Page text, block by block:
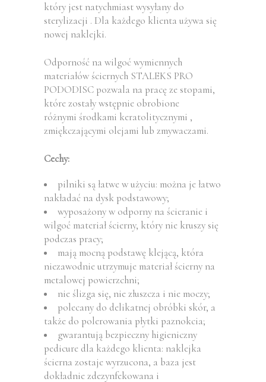
który jest natychmiast wysyłany do
sterylizacji . Dla każdego klienta używa się
nowej naklejki.
Odporność na wilgoć wymiennych
materiałów ściernych STALEKS PRO
PODODISC pozwala na pracę ze stopami,
które zostały wstępnie obrobione
różnymi środkami keratolitycznymi ,
zmiękczającymi olejami lub zmywaczami.
Cechy:
pilniki są łatwe w użyciu: można je łatwo
nakładać na dysk podstawowy;
wyposażony w odporny na ścieranie i
wilgoć materiał ścierny, który nie kruszy się
podczas pracy;
mają mocną podstawę klejącą, która
niezawodnie utrzymuje materiał ścierny na
metalowej powierzchni;
nie ślizga się, nie złuszcza i nie moczy;
polecany do delikatnej obróbki skór, a
także do polerowania płytki paznokcia;
gwarantują bezpieczny higieniczny
pedicure dla każdego klienta: naklejka
ścierna zostaje wyrzucona, a baza jest
dokładnie zdezynfekowana i